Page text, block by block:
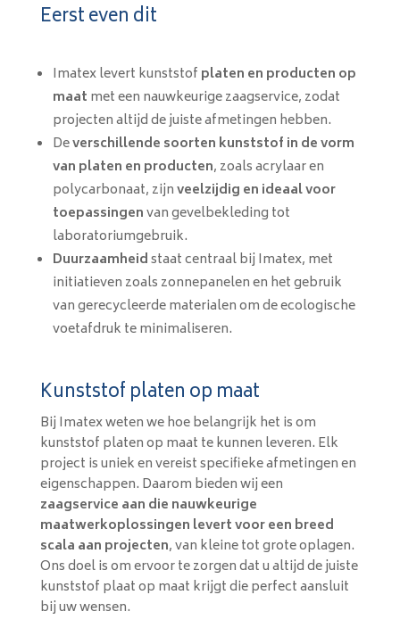
Eerst even dit
Imatex levert kunststof platen en producten op
maat met een nauwkeurige zaagservice, zodat
projecten altijd de juiste afmetingen hebben.
Deverschillende soorten kunststof in de vorm
van platen en producten, zoals acrylaar en
polycarbonaat, zijnveelzijdig en ideaal voor
toepassingenvan gevelbekleding tot
laboratoriumgebruik.
Duurzaamheidstaat centraal bij Imatex, met
initiatieven zoals zonnepanelen en het gebruik
van gerecycleerde materialen om de ecologische
voetafdruk te minimaliseren.
Kunststof platen op maat
Bij Imatex weten we hoe belangrijk het is om
kunststof platen op maat te kunnen leveren. Elk
project is uniek en vereist specifieke afmetingen en
eigenschappen. Daarom bieden wij een
zaagservice aan die nauwkeurige
maatwerkoplossingen levert voor een breed
scala aan projecten, van kleine tot grote oplagen.
Ons doel is om ervoor te zorgen dat u altijd de juiste
kunststof plaat op maat krijgt die perfect aansluit
bij uw wensen.